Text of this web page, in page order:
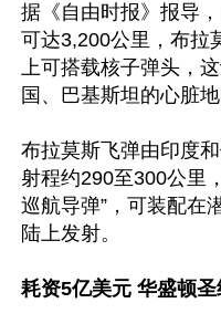
据《自由时报》报导
可达3,200公里，布拉
上可搭载核子弹头，
国、巴基斯坦的心脏
布拉莫斯飞弹由印度
射程约290至300公里
巡航导弹”，可装配在
陆上发射。
耗资5亿美元 华盛顿